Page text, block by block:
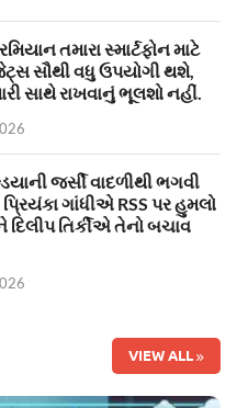
તમારા સ્માર્ટફોન માટે
સૌથી વધુ ઉપયોગી થશે,
સાથે રાખવાનું ભૂલશો નહીં.
જર્સી વાદળીથી ભગવી
ગાંધીએ RSS પર હુમલો
દિલીપ તિર્કીએ તેનો બચાવ
VIEW ALL